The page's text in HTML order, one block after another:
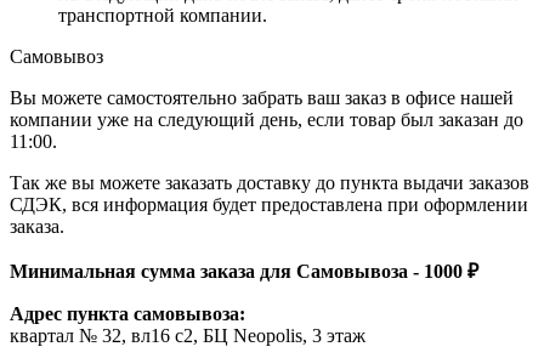
транспортной компании.
Самовывоз
Вы можете самостоятельно забрать ваш заказ в офисе нашей
компании уже на следующий день, если товар был заказан до
11:00.
Так же вы можете заказать доставку до пункта выдачи заказов
СДЭК, вся информация будет предоставлена при оформлении
заказа.
Минимальная сумма заказа для Самовывоза - 1000 ₽
Адрес пункта самовывоза:
квартал № 32, вл16 с2, БЦ Neopolis, 3 этаж